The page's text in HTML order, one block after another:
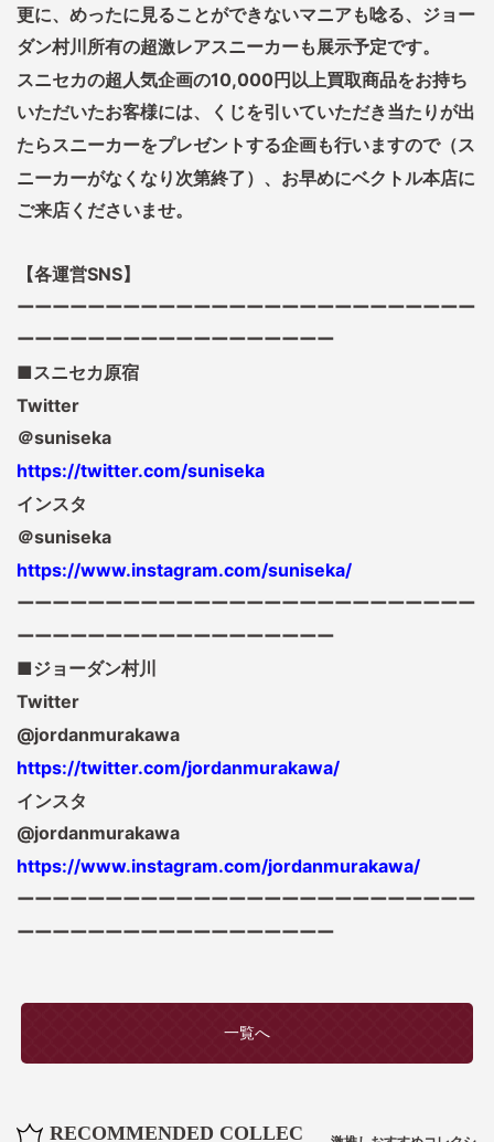
更に、めったに見ることができないマニアも唸る、ジョー
ダン村川所有の超激レアスニーカーも展示予定です。
スニセカの超人気企画の10,000円以上買取商品をお持ち
いただいたお客様には、くじを引いていただき当たりが出
たらスニーカーをプレゼントする企画も行いますので（ス
ニーカーがなくなり次第終了）、お早めにベクトル本店に
ご来店くださいませ。
【各運営SNS】
ーーーーーーーーーーーーーーーーーーーーーーーーーー
ーーーーーーーーーーーーーーーーーー
■スニセカ原宿
Twitter
＠suniseka
https://twitter.com/suniseka
インスタ
＠suniseka
https://www.instagram.com/suniseka/
ーーーーーーーーーーーーーーーーーーーーーーーーーー
ーーーーーーーーーーーーーーーーーー
■ジョーダン村川
Twitter
@jordanmurakawa
https://twitter.com/jordanmurakawa/
インスタ
@jordanmurakawa
https://www.instagram.com/jordanmurakawa/
ーーーーーーーーーーーーーーーーーーーーーーーーーー
ーーーーーーーーーーーーーーーーーー
一覧へ
RECOMMENDED COLLEC